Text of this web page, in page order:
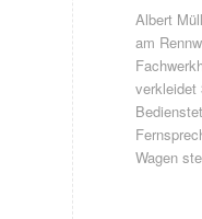
Albert
am
verkleidet
Wagen